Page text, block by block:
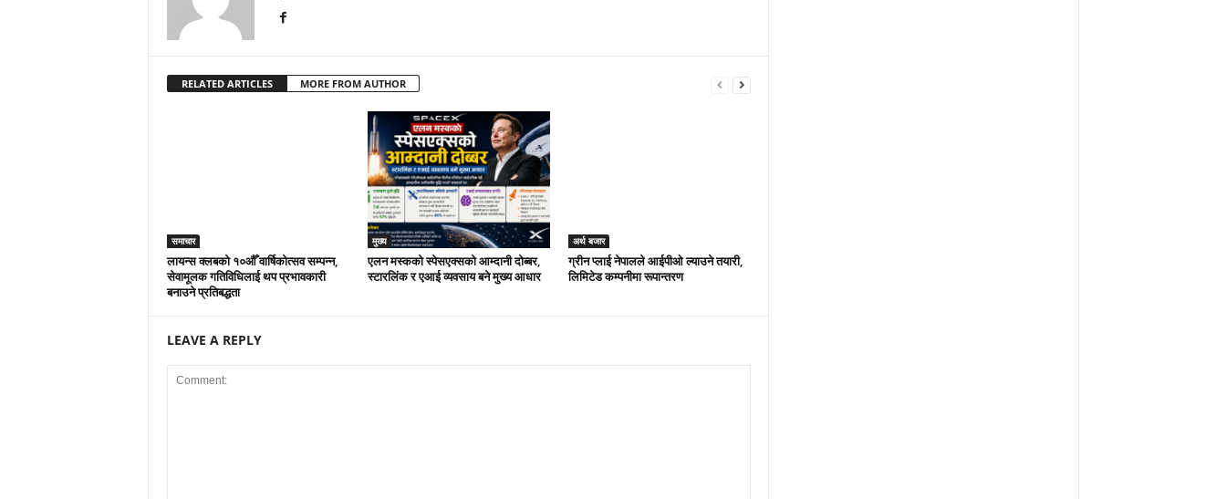
RELATED ARTICLES MORE FROM AUTHOR
समाचार
लायन्स क्लबको १०औँ वार्षिकोत्सव सम्पन्न,
सेवामूलक गतिविधिलाई थप प्रभावकारी
बनाउने प्रतिबद्धता
मुख्य
एलन मस्कको स्पेसएक्सको आम्दानी दोब्बर,
स्टारलिंक र एआई व्यवसाय बने मुख्य आधार
अर्थ बजार
ग्रीन प्लाई नेपालले आईपीओ ल्याउने तयारी,
लिमिटेड कम्पनीमा रूपान्तरण
LEAVE A REPLY